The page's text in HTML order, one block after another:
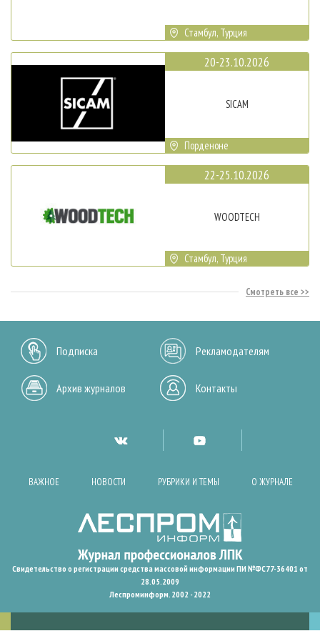
Стамбул, Турция
20-23.10.2026
SICAM
Порденоне
22-25.10.2026
WOODTECH
Стамбул, Турция
Смотреть все
Подписка Рекламодателям
Архив журналов Контакты
ВАЖНОЕ НОВОСТИ РУБРИКИ И ТЕМЫ О ЖУРНАЛЕ
Свидетельство о регистрации средства массовой информации ПИ №ФС77-36401 от
28.05.2009
Леспроминформ. 2002 - 2022